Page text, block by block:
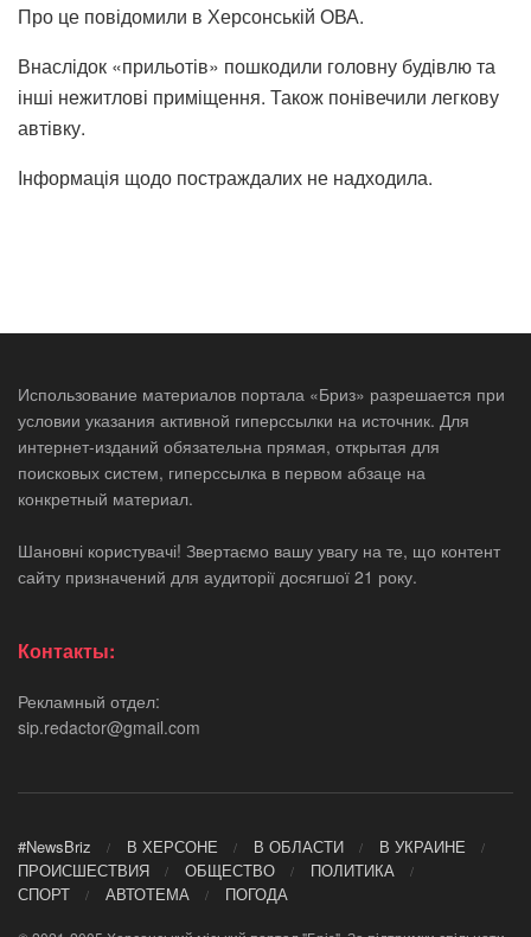
Про це повідомили в Херсонській ОВА.
Внаслідок «прильотів» пошкодили головну будівлю та
інші нежитлові приміщення. Також понівечили легкову
автівку.
Інформація щодо постраждалих не надходила.
Использование материалов портала «Бриз» разрешается при
условии указания активной гиперссылки на источник. Для
интернет-изданий обязательна прямая, открытая для
поисковых систем, гиперссылка в первом абзаце на
конкретный материал.
Шановні користувачі! Звертаємо вашу увагу на те, що контент
сайту призначений для аудиторії досягшої 21 року.
Контакты:
Рекламный отдел:
sip.redactor@gmail.com
#NewsBriz В ХЕРСОНЕ В ОБЛАСТИ
В УКРАИНЕ
ПРОИСШЕСТВИЯ
ОБЩЕСТВО
ПОЛИТИКА
СПОРТ
АВТОТЕМА ПОГОДА